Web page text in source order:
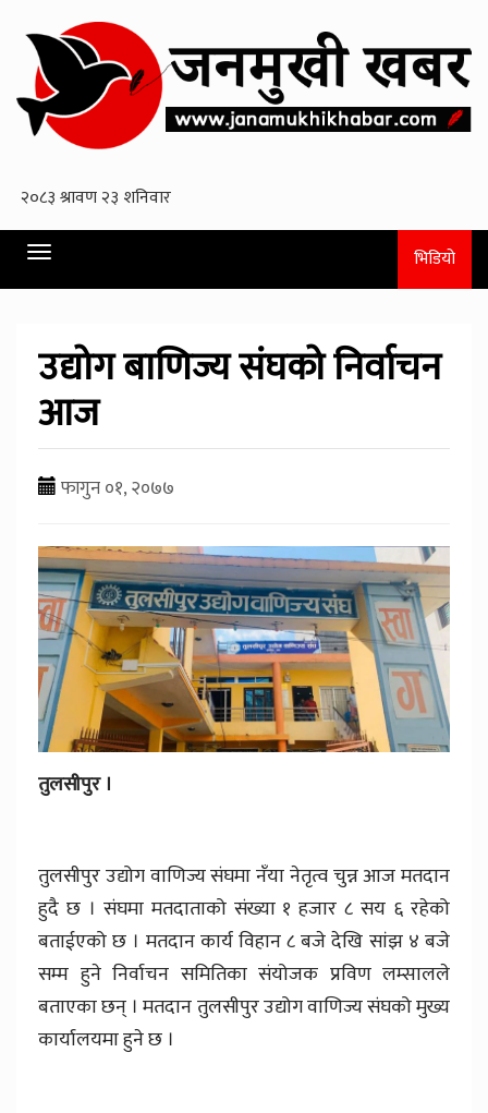
Toggle
navigation
भिडियो
उद्योग बाणिज्य संघको निर्वाचन
आज
फागुन ०१, २०७७
तुलसीपुर ।
तुलसीपुर उद्योग वाणिज्य संघमा नँया नेतृत्व चुन्न आज मतदान
हुदै छ । संघमा मतदाताको संख्या १ हजार ८ सय ६ रहेको
बताईएको छ । मतदान कार्य विहान ८ बजे देखि सांझ ४ बजे
सम्म हुने निर्वाचन समितिका संयोजक प्रविण लम्सालले
बताएका छन् । मतदान तुलसीपुर उद्योग वाणिज्य संघको मुख्य
कार्यालयमा हुने छ ।